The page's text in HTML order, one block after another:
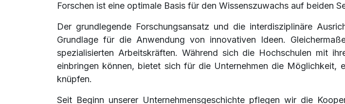
Forschen ist eine optimale Basis für den Wissenszuwachs auf beiden
Der grundlegende Forschungsansatz und die interdisziplinäre
Grundlage für die Anwendung von innovativen Ideen.
spezialisierten Arbeitskräften. Während sich die Hochschulen mit
einbringen können, bietet sich für die Unternehmen die
knüpfen.
Seit Beginn unserer Unternehmensgeschichte pflegen wir die